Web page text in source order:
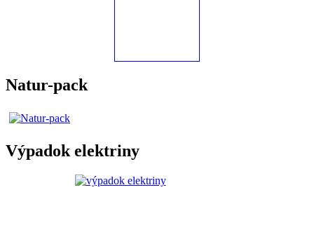
Natur-pack
Výpadok elektriny